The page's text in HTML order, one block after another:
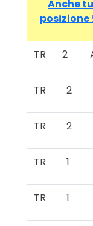
Anche
posizione
TR
2
TR 2
TR 2
TR 1
TR 1